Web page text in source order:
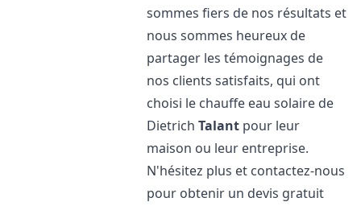
sommes fiers de nos résultats et
nous sommes heureux de
partager les témoignages de
nos clients satisfaits, qui ont
choisi le chauffe eau solaire de
DietrichTalant pour leur
maison ou leur entreprise.
N'hésitez plus et contactez-nous
pour obtenir un devis gratuit